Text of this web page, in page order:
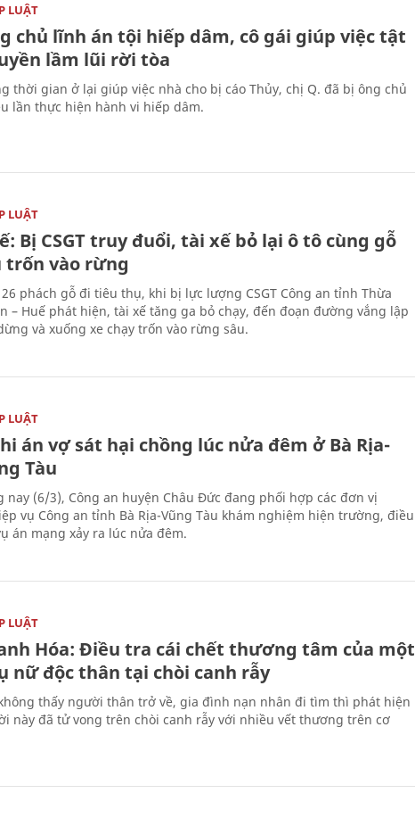
LUẬT
chủ lĩnh án tội hiếp dâm, cô gái giúp việc tật
lầm lũi rời tòa
thời gian ở lại giúp việc nhà cho bị cáo Thủy, chị Q. đã bị ông chủ
lần thực hiện hành vi hiếp dâm.
LUẬT
Bị CSGT truy đuổi, tài xế bỏ lại ô tô cùng gỗ
trốn vào rừng
26 phách gỗ đi tiêu thụ, khi bị lực lượng CSGT Công an tỉnh Thừa
– Huế phát hiện, tài xế tăng ga bỏ chạy, đến đoạn đường vắng lập
và xuống xe chạy trốn vào rừng sâu.
LUẬT
án vợ sát hại chồng lúc nửa đêm ở Bà Rịa-
Tàu
nay (6/3), Công an huyện Châu Đức đang phối hợp các đơn vị
vụ Công an tỉnh Bà Rịa-Vũng Tàu khám nghiệm hiện trường, điều
án mạng xảy ra lúc nửa đêm.
LUẬT
Hóa: Điều tra cái chết thương tâm của một
nữ độc thân tại chòi canh rẫy
thấy người thân trở về, gia đình nạn nhân đi tìm thì phát hiện
này đã tử vong trên chòi canh rẫy với nhiều vết thương trên cơ